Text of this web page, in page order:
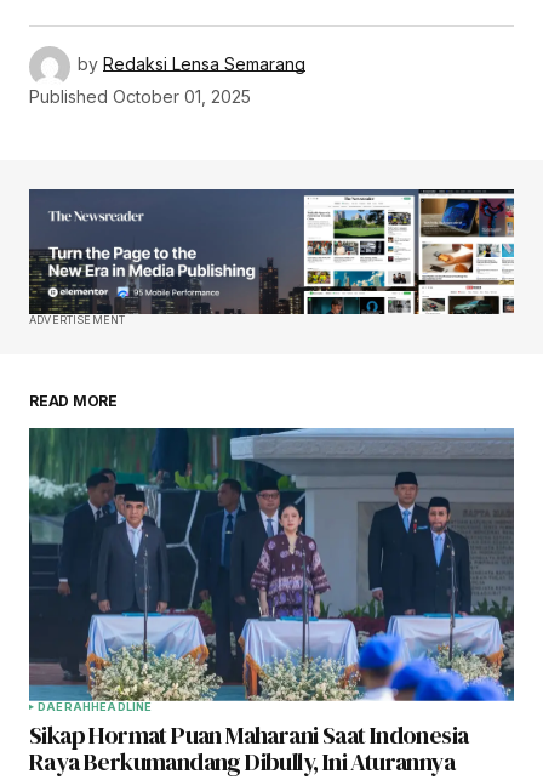
by Redaksi Lensa Semarang
Published October 01, 2025
ADVERTISEMENT
READ MORE
DAERAHHEADLINE
Sikap Hormat Puan Maharani Saat Indonesia
Raya Berkumandang Dibully, Ini Aturannya